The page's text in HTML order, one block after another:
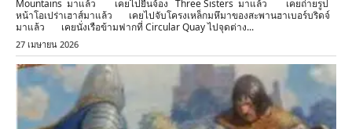
Mountains มาแล้ว เคยไปยืนจ้อง Three Sisters มาแล้ว เคยถ่ายรูป
หน้าโอเปร่าเฮาส์มาแล้ว เคยไปจับโครงเหล็กมหึมาของสะพานฮาเบอร์บริดจ์
มาแล้ว เคยนั่งเรือข้ามฟากที่ Circular Quay ไปจุดต่าง...
27 เมษายน 2026